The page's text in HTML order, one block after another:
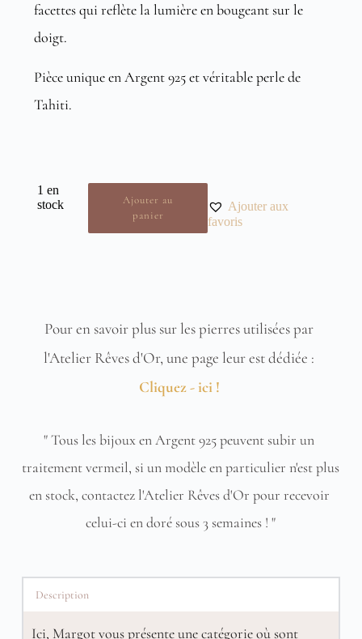
facettes qui reflète la lumière en bougeant sur le
doigt.
Pièce unique en Argent 925 et véritable perle de
Tahiti.
1 en
stock
Ajouter au
panier
Ajouter aux
favoris
Pour en savoir plus sur les pierres utilisées par
Cliquez - ici !
" Tous les bijoux en Argent 925 peuvent subir un
traitement vermeil, si un modèle en particulier n'est plus
en stock, contactez l'Atelier Rêves d'Or pour recevoir
celui-ci en doré sous 3 semaines ! "
Description
Ici, Margot vous présente une catégorie où sont